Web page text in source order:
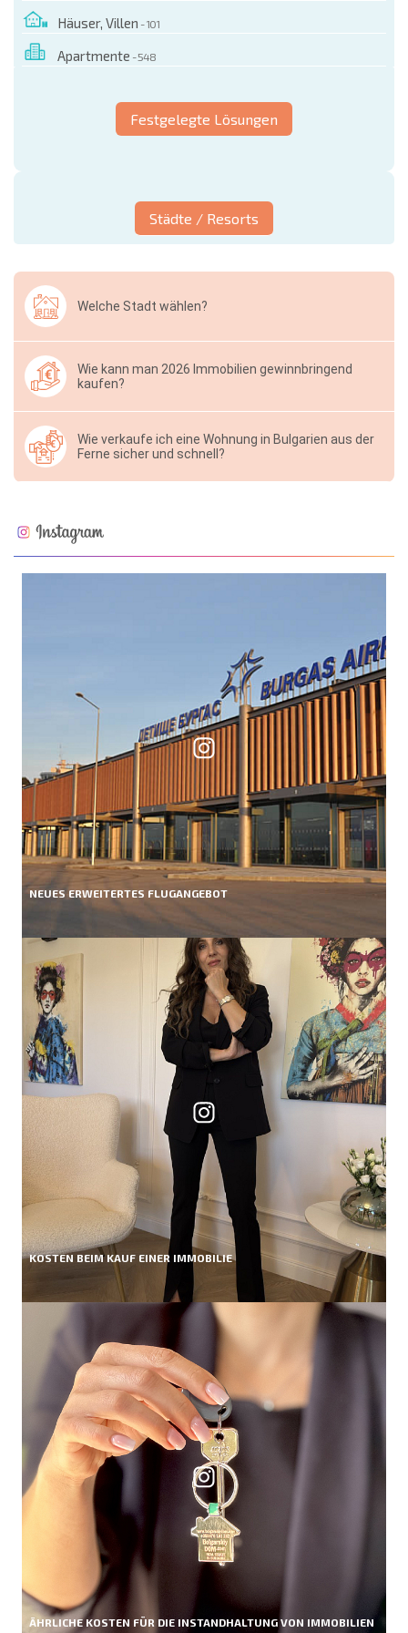
Häuser, Villen - 101
Apartmente - 548
Festgelegte Lösungen
Städte / Resorts
Welche Stadt wählen?
Wie kann man 2026 Immobilien gewinnbringend
kaufen?
Wie verkaufe ich eine Wohnung in Bulgarien aus der
Ferne sicher und schnell?
NEUES ERWEITERTES FLUGANGEBOT
KOSTEN BEIM KAUF EINER IMMOBILIE
ÄHRLICHE KOSTEN FÜR DIE INSTANDHALTUNG VON IMMOBILIEN